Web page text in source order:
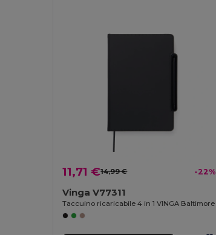
11,71 €14,99 € -22%
Vinga V77311
Taccuino ricaricabile 4 in 1 VINGA Baltimore